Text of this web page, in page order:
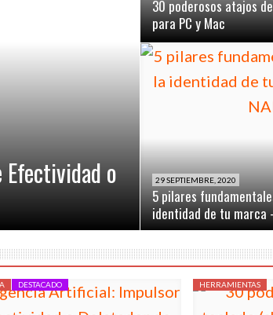
o
30 poderosos atajos
para PC y Mac
29 SEPTIEMBRE, 2020
5 pilares
identidad de tu marca
DESTACADO HERRAMIENTAS